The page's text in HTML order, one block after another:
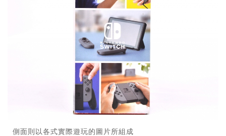
側面則以各式實際遊玩的圖片所組成